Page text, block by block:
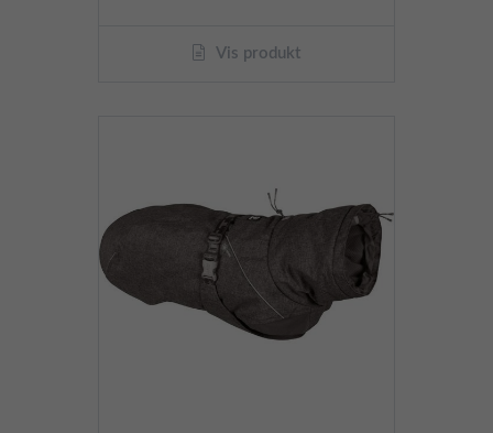
Vis produkt